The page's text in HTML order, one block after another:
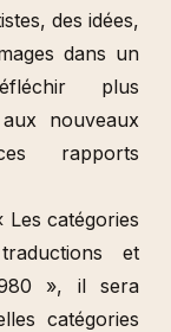
des idées,
dans un
plus
nouveaux
rapports
Les catégories
et
», il sera
catégories